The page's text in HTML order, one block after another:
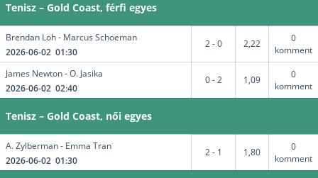
Tenisz – Gold Coast, férfi egyes
Brendan Loh - Marcus Schoeman
2026-06-02 01:30
2 - 0 2,22
0
komment
James Newton - O. Jasika
2026-06-02 02:40
0 - 2 1,09
0
komment
Tenisz – Gold Coast, női egyes
A. Zylberman - Emma Tran
2026-06-02 01:30
2 - 1 1,80
0
komment